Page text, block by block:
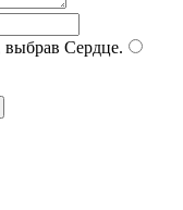
выбрав Сердце.